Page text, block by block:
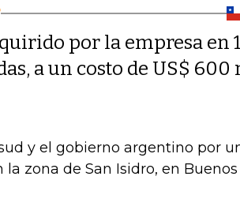
por la empresa en
a un costo de US$
y el gobierno argentino por
zona de San Isidro, en